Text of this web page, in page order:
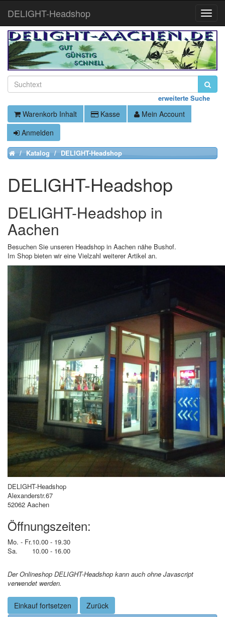
erweiterte Suche
Warenkorb Inhalt Kasse
Mein Account
Anmelden
HomeKatalog DELIGHT-Headshop
DELIGHT-Headshop
DELIGHT-Headshop in
Aachen
Besuchen Sie unseren Headshop in Aachen nähe Bushof.
Im Shop bieten wir eine Vielzahl weiterer Artikel an.
DELIGHT-Headshop
Alexanderstr.67
52062 Aachen
Öffnungszeiten:
Mo. - Fr.10.00 - 19.30
Sa.
10.00 - 16.00
Der Onlineshop DELIGHT-Headshop kann auch ohne Javascript
verwendet werden.
Einkauf fortsetzen Zurück
Toggle
DELIGHT-Headshop